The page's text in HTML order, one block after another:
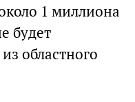
1 миллиона
будет
областного